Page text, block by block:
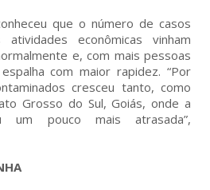
que o número de casos
econômicas vinham
e, com mais pessoas
com maior rapidez. “Por
cresceu tanto, como
Grosso do Sul, Goiás, onde a
um pouco mais atrasada”,